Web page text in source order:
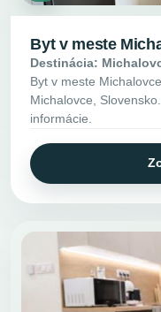
Byt v meste
Destinácia:
Byt v meste
Michalovce,
informácie.